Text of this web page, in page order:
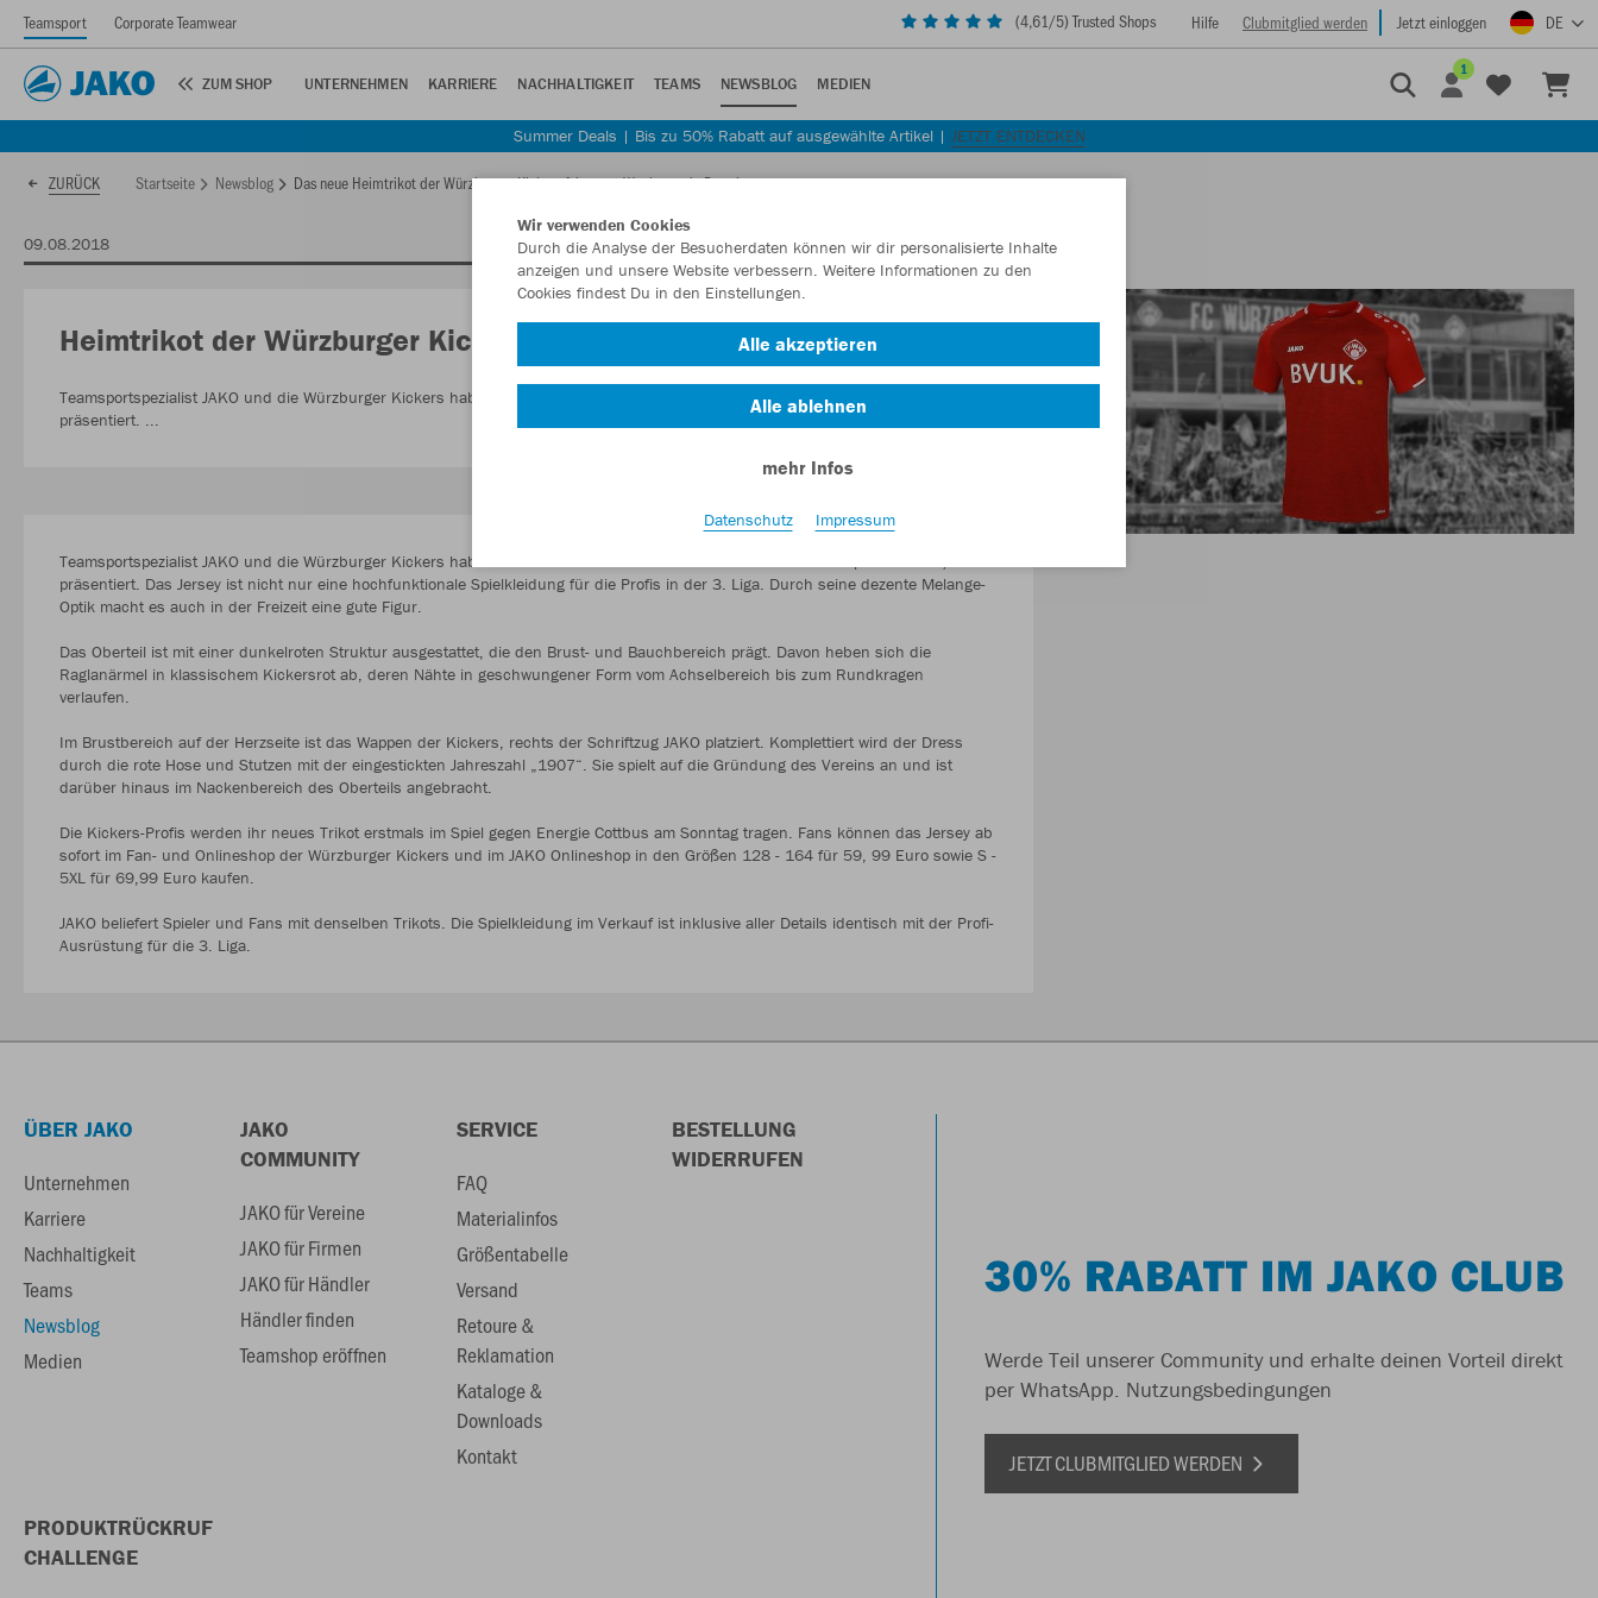
Teamsport Corporate Teamwear (4,61/5) Trusted Shops Hilfe Clubmitglied werden Jetzt einloggen DE
ZUM SHOP UNTERNEHMEN KARRIERE NACHHALTIGKEIT TEAMS NEWSBLOG MEDIEN
1
Summer Deals | Bis zu 50% Rabatt auf ausgewählte Artikel | JETZT ENTDECKEN
ZURÜCK Startseite Newsblog Das neue Heimtrikot der Würzburger Kickers feiert am Wochenende Premiere
09.08.2018
Heimtrikot der Würzburger Kickers feiert Premiere
Teamsportspezialist JAKO und die Würzburger Kickers haben heute das neue Heimtrikot der Rothosen für die Spielzeit 2018/19
präsentiert. ...
Teamsportspezialist JAKO und die Würzburger Kickers haben heute das neue Heimtrikot der Rothosen für die Spielzeit 2018/19
präsentiert. Das Jersey ist nicht nur eine hochfunktionale Spielkleidung für die Profis in der 3. Liga. Durch seine dezente Melange-
Optik macht es auch in der Freizeit eine gute Figur.
Das Oberteil ist mit einer dunkelroten Struktur ausgestattet, die den Brust- und Bauchbereich prägt. Davon heben sich die
Raglanärmel in klassischem Kickersrot ab, deren Nähte in geschwungener Form vom Achselbereich bis zum Rundkragen
verlaufen.
Im Brustbereich auf der Herzseite ist das Wappen der Kickers, rechts der Schriftzug JAKO platziert. Komplettiert wird der Dress
durch die rote Hose und Stutzen mit der eingestickten Jahreszahl „1907“. Sie spielt auf die Gründung des Vereins an und ist
darüber hinaus im Nackenbereich des Oberteils angebracht.
Die Kickers-Profis werden ihr neues Trikot erstmals im Spiel gegen Energie Cottbus am Sonntag tragen. Fans können das Jersey ab
sofort im Fan- und Onlineshop der Würzburger Kickers und im JAKO Onlineshop in den Größen 128 - 164 für 59, 99 Euro sowie S -
5XL für 69,99 Euro kaufen.
JAKO beliefert Spieler und Fans mit denselben Trikots. Die Spielkleidung im Verkauf ist inklusive aller Details identisch mit der Profi-
Ausrüstung für die 3. Liga.
ÜBER JAKO
Unternehmen
Karriere
Nachhaltigkeit
Teams
Newsblog
Medien
JAKO
COMMUNITY
JAKO für Vereine
JAKO für Firmen
JAKO für Händler
Händler finden
Teamshop eröffnen
SERVICE
FAQ
Materialinfos
Größentabelle
Versand
Retoure &
Reklamation
Kataloge &
Downloads
Kontakt
BESTELLUNG
WIDERRUFEN
PRODUKTRÜCKRUF
CHALLENGE
30% RABATT IM JAKO CLUB
Werde Teil unserer Community und erhalte deinen Vorteil direkt
per WhatsApp. Nutzungsbedingungen
JETZT CLUBMITGLIED WERDEN
Wir verwenden Cookies
Durch die Analyse der Besucherdaten können wir dir personalisierte Inhalte
anzeigen und unsere Website verbessern. Weitere Informationen zu den
Cookies findest Du in den Einstellungen.
Alle akzeptieren
Alle ablehnen
mehr Infos
Datenschutz Impressum